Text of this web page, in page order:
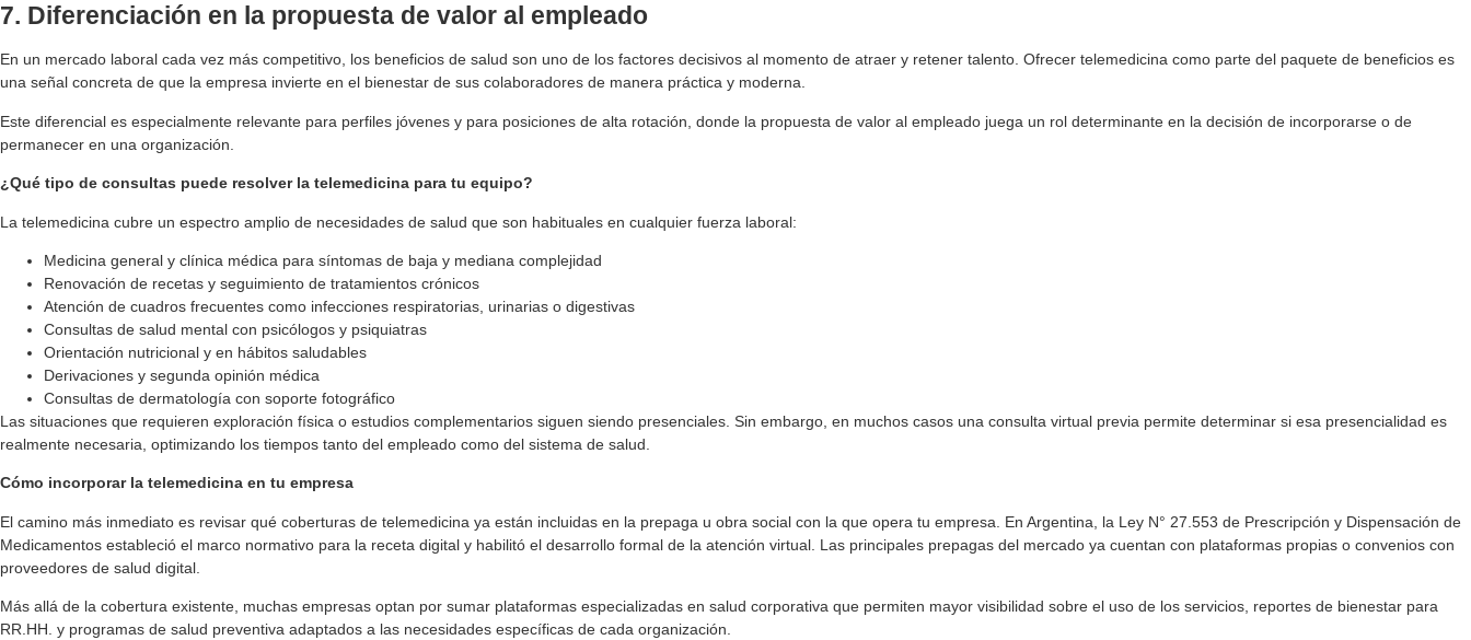
7. Diferenciación en la propuesta de valor al empleado
En un mercado laboral cada vez más competitivo, los beneficios de salud son uno de los factores decisivos al momento de atraer y retener talento. Ofrecer telemedicina como parte del paquete de beneficios es
una señal concreta de que la empresa invierte en el bienestar de sus colaboradores de manera práctica y moderna.
Este diferencial es especialmente relevante para perfiles jóvenes y para posiciones de alta rotación, donde la propuesta de valor al empleado juega un rol determinante en la decisión de incorporarse o de
permanecer en una organización.
¿Qué tipo de consultas puede resolver la telemedicina para tu equipo?
La telemedicina cubre un espectro amplio de necesidades de salud que son habituales en cualquier fuerza laboral:
Medicina general y clínica médica para síntomas de baja y mediana complejidad
Renovación de recetas y seguimiento de tratamientos crónicos
Atención de cuadros frecuentes como infecciones respiratorias, urinarias o digestivas
Consultas de salud mental con psicólogos y psiquiatras
Orientación nutricional y en hábitos saludables
Derivaciones y segunda opinión médica
Consultas de dermatología con soporte fotográfico
Las situaciones que requieren exploración física o estudios complementarios siguen siendo presenciales. Sin embargo, en muchos casos una consulta virtual previa permite determinar si esa presencialidad es
realmente necesaria, optimizando los tiempos tanto del empleado como del sistema de salud.
Cómo incorporar la telemedicina en tu empresa
El camino más inmediato es revisar qué coberturas de telemedicina ya están incluidas en la prepaga u obra social con la que opera tu empresa. En Argentina, la Ley N° 27.553 de Prescripción y Dispensación de
Medicamentos estableció el marco normativo para la receta digital y habilitó el desarrollo formal de la atención virtual. Las principales prepagas del mercado ya cuentan con plataformas propias o convenios con
proveedores de salud digital.
Más allá de la cobertura existente, muchas empresas optan por sumar plataformas especializadas en salud corporativa que permiten mayor visibilidad sobre el uso de los servicios, reportes de bienestar para
RR.HH. y programas de salud preventiva adaptados a las necesidades específicas de cada organización.